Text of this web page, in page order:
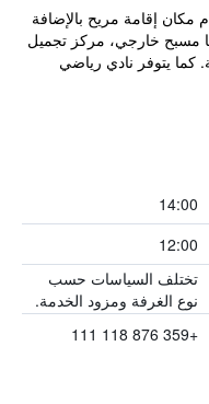
مكان إقامة مريح بالإضافة
مسبح خارجي، مركز تجميل
كما يتوفر نادي رياضي
14:00
12:00
تختلف السياسات حسب
نوع الغرفة ومزود الخدمة.
+359 876 118 111